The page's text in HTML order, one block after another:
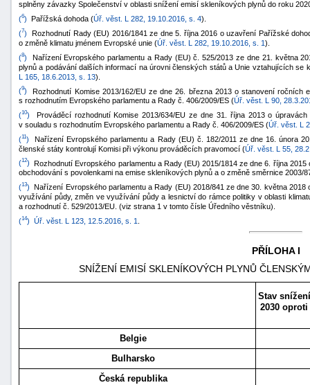
splněny závazky Společenství v oblasti snížení emisí skleníkových plynů do roku
(6) Pařížská dohoda (Úř. věst. L 282, 19.10.2016, s. 4).
(7) Rozhodnutí Rady (EU) 2016/1841 ze dne 5. října 2016 o uzavření Pařížské
o změně klimatu jménem Evropské unie (Úř. věst. L 282, 19.10.2016, s. 1).
(8) Nařízení Evropského parlamentu a Rady (EU) č. 525/2013 ze dne 21. května
plynů a podávání dalších informací na úrovni členských států a Unie vztahujících se
L 165, 18.6.2013, s. 13).
(9) Rozhodnutí Komise 2013/162/EU ze dne 26. března 2013 o stanovení ročních
s rozhodnutím Evropského parlamentu a Rady č. 406/2009/ES (Úř. věst. L 90,
(10) Prováděcí rozhodnutí Komise 2013/634/EU ze dne 31. října 2013 o
v souladu s rozhodnutím Evropského parlamentu a Rady č. 406/2009/ES (Úř. věst. L
(11) Nařízení Evropského parlamentu a Rady (EU) č. 182/2011 ze dne 16. února
členské státy kontrolují Komisi při výkonu prováděcích pravomocí (Úř. věst. L 55,
(12) Rozhodnutí Evropského parlamentu a Rady (EU) 2015/1814 ze dne 6. října
obchodování s povolenkami na emise skleníkových plynů a o změně směrnice 2003/
(13) Nařízení Evropského parlamentu a Rady (EU) 2018/841 ze dne 30. května
využívání půdy, změn ve využívání půdy a lesnictví do rámce politiky v oblasti
a rozhodnutí č. 529/2013/EU. (viz strana 1 v tomto čísle Úředního věstníku).
(14) Úř. věst. L 123, 12.5.2016, s. 1
PŘÍLOHA I
SNÍŽENÍ EMISÍ SKLENÍKOVÝCH PLYNŮ
Stav
2030
Belgie
Bulharsko
Česká republika